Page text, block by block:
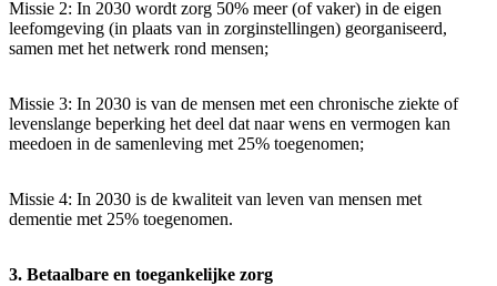
Missie 2: In 2030 wordt zorg 50% meer (of vaker) in de eigen
leefomgeving (in plaats van in zorginstellingen) georganiseerd,
samen met het netwerk rond mensen;
Missie 3: In 2030 is van de mensen met een chronische ziekte of
levenslange beperking het deel dat naar wens en vermogen kan
meedoen in de samenleving met 25% toegenomen;
Missie 4: In 2030 is de kwaliteit van leven van mensen met
dementie met 25% toegenomen.
3. Betaalbare en toegankelijke zorg